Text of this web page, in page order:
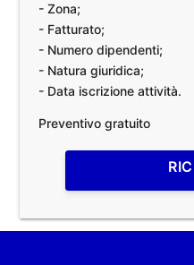
- Zona;
- Fatturato;
- Numero dipendenti;
- Natura giuridica;
- Data iscrizione attività.
Preventivo gratuito